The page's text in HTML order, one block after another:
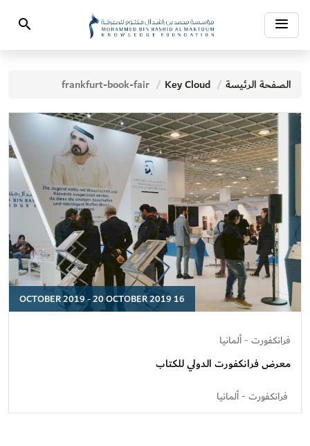
Toggle
navigation
Search
الصفحة الرئيسة Key Cloud
frankfurt-book-fair
16 OCTOBER 2019 - 20 OCTOBER 2019
فرانكفورت - ألمانيا
معرض فرانكفورت الدولي للكتاب
فرانكفورت - ألمانيا